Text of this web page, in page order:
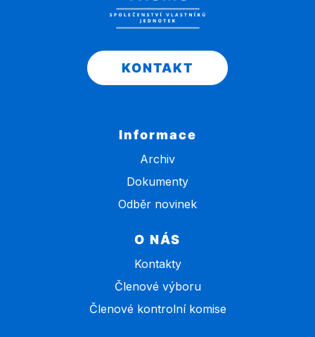
KONTAKT
Informace
Archiv
Dokumenty
Odběr novinek
O NÁS
Kontakty
Členové výboru
Členové kontrolní komise